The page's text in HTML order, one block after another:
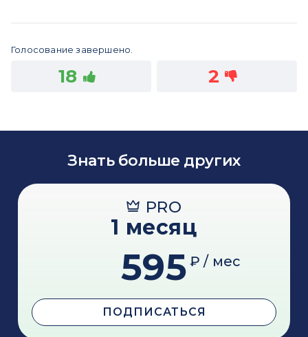
Голосование завершено.
18 2
Знать больше других
PRO
1 месяц
595 ₽ / мес
ПОДПИСАТЬСЯ